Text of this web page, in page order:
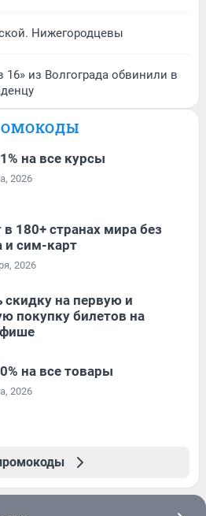
Нижегородцевы
из Волгограда обвинили в
на все курсы
2026
в 180+ странах мира без
и сим-карт
2026
скидку на первую и
покупку билетов на
на все товары
2026